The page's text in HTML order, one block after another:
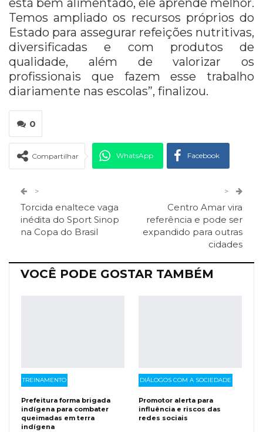
está bem alimentado, ele aprende melhor.
Temos ampliado os recursos próprios do
Estado para assegurar refeições nutritivas,
diversificadas e com produtos de
qualidade, além de valorizar os
profissionais que fazem esse trabalho
diariamente nas escolas”, finalizou.
0
Compartilhar WhatsApp Facebook
ReddIt Pinterest Telegram
O email
>
Torcida enaltece vaga
inédita do Sport Sinop
na Copa do Brasil
>
Centro Amar vira
referência e pode ser
expandido para outras
cidades
VOCÊ PODE GOSTAR TAMBÉM
TREINAMENTO
Prefeitura forma brigada
indígena para combater
queimadas em terra
indígena
DIÁLOGOS COM A SOCIEDADE
Promotor alerta para
influência e riscos das
redes sociais